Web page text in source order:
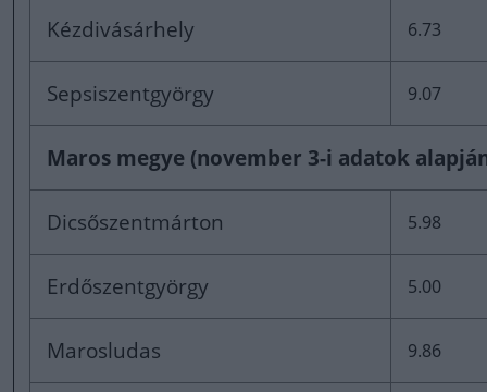
Kézdivásárhely 6.73
Sepsiszentgyörgy 9.07
Maros megye (november 3-i adatok
Dicsőszentmárton 5.98
Erdőszentgyörgy 5.00
Marosludas 9.86